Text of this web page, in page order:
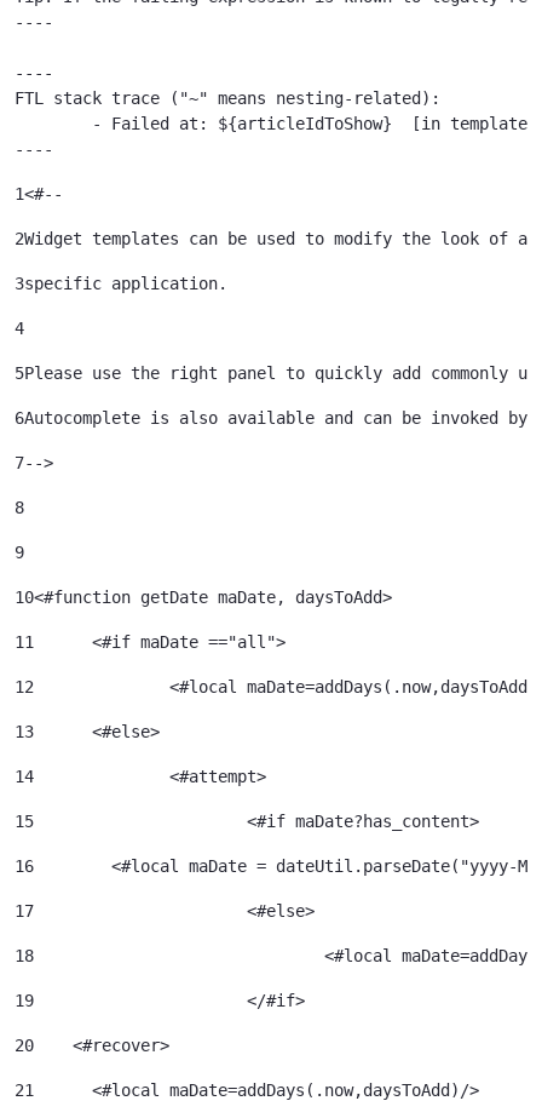
----
----
FTL stack trace ("~" means nesting-related):
----
1<#--
2Widget templates can be used to modify the look of a
3specific application.
4
5Please use the right panel to quickly add commonly
6Autocomplete is also available and can be invoked
7-->
8
9
10<#function getDate maDate, daysToAdd>
11
	<#if maDate =="all">
12
<#local
13
	<#else>
14
		<#attempt>
15
			<#if maDate?has_content>
16
<#local maDate = dateUtil.parseDate("yyyy-
17
			<#else>
18
<#local
19
			</#if>
20
    <#recover>
21
      <#local maDate=addDays(.now,daysToAdd)/>